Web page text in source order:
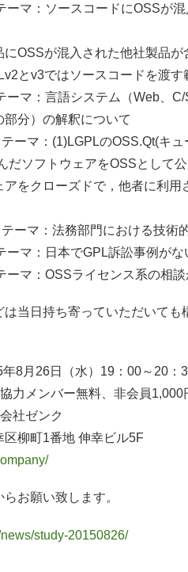
ーマ：ソースコードにOSSが
OSSが混入された他社製品
とv3ではソースコードを渡す
ーマ：言語システム（Web、
部分）の解釈について
ーマ：(1)LGPLのOSS.Qt(キ
だソフトウェアをOSSとして
アをクローズドで，他者に利
ーマ：法務部門における技術
ーマ：日本でGPL訴訟事例が
ーマ：OSSライセンス系の相
は当日持ち寄っていただいて
8月26日（水）19：00～20：
力メンバー無料、非会員1,000
社ゼンク
区柳町1番地 伸幸ビル5F
お願い致します。
study-20150826/